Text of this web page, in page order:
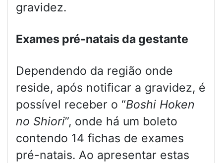
gravidez.
Exames pré-natais da gestante
Dependendo da região onde
reside, após notificar a gravidez, é
possível receber o “Boshi Hoken
no Shiori”, onde há um boleto
contendo 14 fichas de exames
pré-natais. Ao apresentar estas